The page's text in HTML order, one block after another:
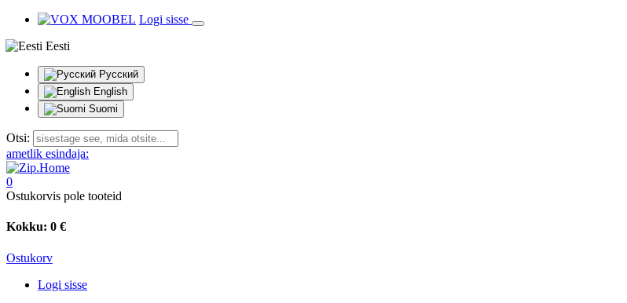
Logi sisse
Eesti
Русский
English
Suomi
Otsi:
ametlik esindaja:
0
Ostukorvis pole tooteid
Kokku: 0 €
Ostukorv
Logi sisse